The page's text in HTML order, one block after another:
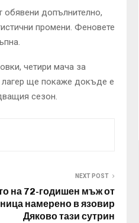
обявени допълнително,
промени. Феновете
четири мача за
лагер ще покаже докъде е
сезон.
NEXT POST
на 72-годишен мъж от
намерено в язовир
Дяково тази сутрин